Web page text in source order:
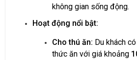
không gian sống động.
Hoạt động nổi bật:
Cho thú ăn: Du khách
thức ăn với giá khoảng